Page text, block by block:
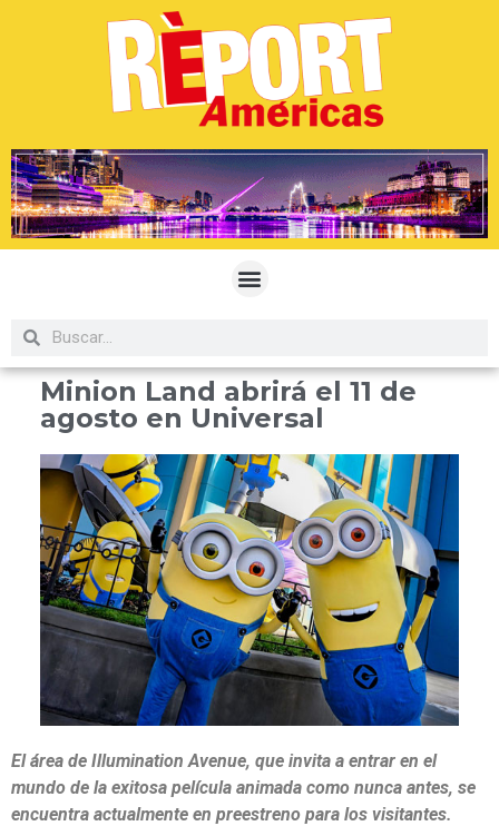
Minion Land abrirá el 11 de
agosto en Universal
El área de Illumination Avenue, que invita a entrar en el
mundo de la exitosa película animada como nunca antes, se
encuentra actualmente en preestreno para los visitantes.